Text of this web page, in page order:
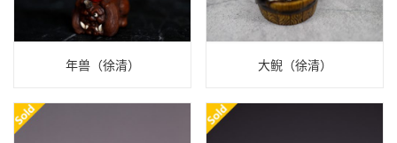
年兽（徐清） 大鲵（徐清）